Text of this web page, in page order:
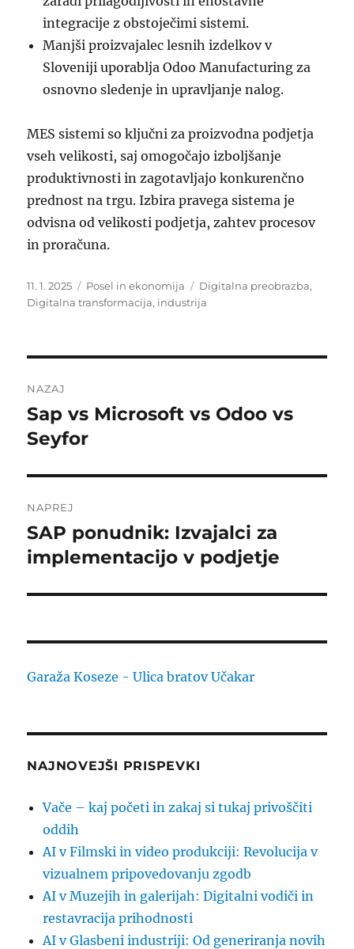
integracije z obstoječimi sistemi.
Manjši proizvajalec lesnih izdelkov v
Sloveniji uporablja Odoo Manufacturing za
osnovno sledenje in upravljanje nalog.
MES sistemi so ključni za proizvodna podjetja
vseh velikosti, saj omogočajo izboljšanje
produktivnosti in zagotavljajo konkurenčno
prednost na trgu. Izbira pravega sistema je
odvisna od velikosti podjetja, zahtev procesov
in proračuna.
Objavljeno
dne
11. 1. 2025 Kategorije
Posel in ekonomija Oznake
Digitalna preobrazba,
Digitalna transformacija, industrija
prispevka
NAZAJ
Prejšnji
prispevek:
Sap vs Microsoft vs Odoo vs
Seyfor
NAPREJ
Naslednji
prispevek:
SAP ponudnik: Izvajalci za
implementacijo v podjetje
Garaža Koseze - Ulica bratov Učakar
NAJNOVEJŠI PRISPEVKI
Vače – kaj početi in zakaj si tukaj privoščiti
oddih
AI v Filmski in video produkciji: Revolucija v
vizualnem pripovedovanju zgodb
AI v Muzejih in galerijah: Digitalni vodiči in
restavracija prihodnosti
AI v Glasbeni industriji: Od generiranja novih